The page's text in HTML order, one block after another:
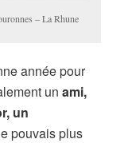
– La Rhune
année pour
unami,
un
pouvais plus